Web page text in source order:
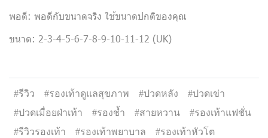
พอดี: พอดีกับขนาดจริง ใช้ขนาดปกติของคุณ
ขนาด: 2-3-4-5-6-7-8-9-10-11-12 (UK)
#รีวิว #รองเท้าดูแลสุขภาพ #ปวดหลัง
#ปวดเข่า
#ปวดเมื่อยฝ่าเท้า
#รองช้ำ #สายหวาน
#รองเท้าแฟชั่น
#รีวิวรองเท้า
#รองเท้าพยาบาล
#รองเท้าหัวโต